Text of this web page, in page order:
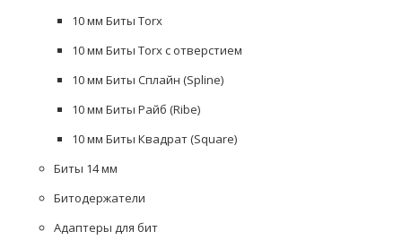
10 мм Биты Torx
10 мм Биты Torx с отверстием
10 мм Биты Сплайн (Spline)
10 мм Биты Райб (Ribe)
10 мм Биты Квадрат (Square)
Биты 14 мм
Битодержатели
Адаптеры для бит